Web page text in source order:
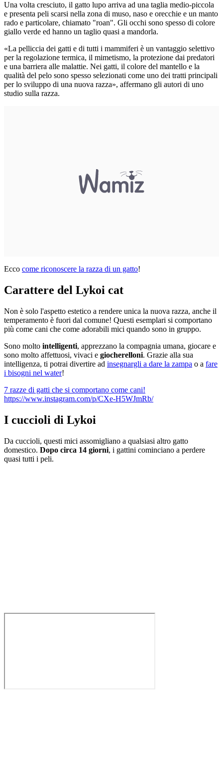
Una volta cresciuto, il gatto lupo arriva ad una taglia medio-piccola
e presenta peli scarsi nella zona di muso, naso e orecchie e un manto
rado e particolare, chiamato "roan". Gli occhi sono spesso di colore
giallo verde ed hanno un taglio quasi a mandorla.
«La pelliccia dei gatti e di tutti i mammiferi è un vantaggio selettivo
per la regolazione termica, il mimetismo, la protezione dai predatori
e una barriera alle malattie. Nei gatti, il colore del mantello e la
qualità del pelo sono spesso selezionati come uno dei tratti principali
per lo sviluppo di una nuova razza», affermano gli autori di uno
studio sulla razza.
Ecco come riconoscere la razza di un gatto!
Carattere del Lykoi cat
Non è solo l'aspetto estetico a rendere unica la nuova razza, anche il
temperamento è fuori dal comune! Questi esemplari si comportano
più come cani che come adorabili mici quando sono in gruppo.
Sono molto intelligenti, apprezzano la compagnia umana, giocare e
sono molto affettuosi, vivaci e giocherelloni. Grazie alla sua
intelligenza, ti potrai divertire ad insegnargli a dare la zampa o a fare
i bisogni nel water!
7 razze di gatti che si comportano come cani!
https://www.instagram.com/p/CXe-H5WJmRb/
I cuccioli di Lykoi
Da cuccioli, questi mici assomigliano a qualsiasi altro gatto
domestico. Dopo circa 14 giorni, i gattini cominciano a perdere
quasi tutti i peli.